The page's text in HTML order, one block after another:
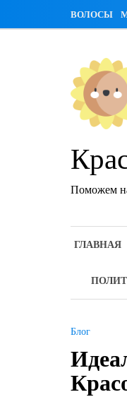
ВОЛОСЫ
Поможем
ГЛАВНАЯ
Блог